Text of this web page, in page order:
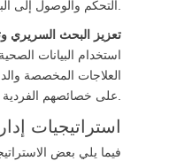
التحكم والوصول إلى البيانات بسهولة وفعالية.
تعزيز البحث السريري
استخدام البيانات
العلاجات المخصصة
على خصائصهم الفردية.
استراتيجيات
فيما يلي بعض